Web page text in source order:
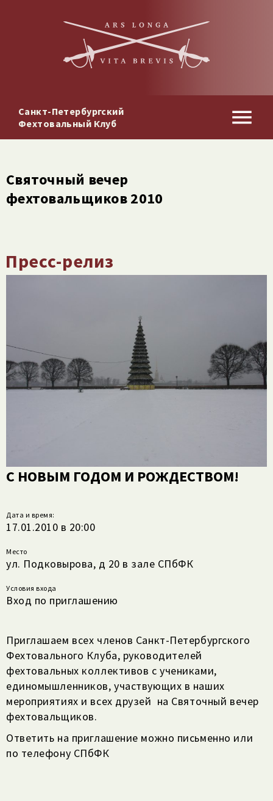
Санкт-Петербургский
Фехтовальный Клуб
Святочный вечер
фехтовальщиков 2010
Пресс-релиз
С НОВЫМ ГОДОМ И РОЖДЕСТВОМ!
Дата и время:
17.01.2010 в 20:00
Место
ул. Подковырова, д 20 в зале СПбФК
Условия входа
Вход по приглашению
Приглашаем всех членов Санкт-Петербургского
Фехтовального Клуба, руководителей
фехтовальных коллективов с учениками,
единомышленников, участвующих в наших
мероприятиях и всех друзей на Святочный вечер
фехтовальщиков.
Ответить на приглашение можно письменно или
по телефону СПбФК